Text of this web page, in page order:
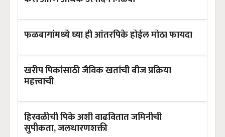
फळबागांमध्ये घ्या ही आंतरपिके होईल मोठा फायदा
खरीप पिकांसाठी जैविक खतांची बीज प्रक्रिया
महत्त्वाची
हिरवळीची पिके अशी वाढवितात जमिनीची
सुपीकता, जलधारणशक्ती